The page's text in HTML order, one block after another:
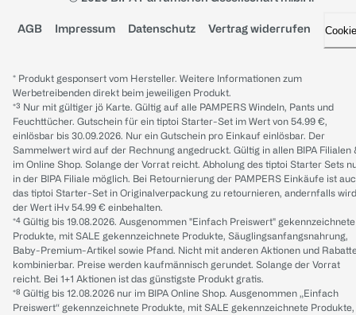
AGB Impressum Datenschutz Vertrag widerrufen
* Produkt gesponsert vom Hersteller. Weitere Informationen zum
Werbetreibenden direkt beim jeweiligen Produkt.
*³ Nur mit gültiger jö Karte. Gültig auf alle PAMPERS Windeln, Pants und
Feuchttücher. Gutschein für ein tiptoi Starter-Set im Wert von 54.99 €,
einlösbar bis 30.09.2026. Nur ein Gutschein pro Einkauf einlösbar. Der
Sammelwert wird auf der Rechnung angedruckt. Gültig in allen BIPA Filialen
im Online Shop. Solange der Vorrat reicht. Abholung des tiptoi Starter Sets
in der BIPA Filiale möglich. Bei Retournierung der PAMPERS Einkäufe ist
das tiptoi Starter-Set in Originalverpackung zu retournieren, andernfalls wird
der Wert iHv 54.99 € einbehalten.
*⁴ Gültig bis 19.08.2026. Ausgenommen "Einfach Preiswert" gekennzeichnete
Produkte, mit SALE gekennzeichnete Produkte, Säuglingsanfangsnahrung,
Baby-Premium-Artikel sowie Pfand. Nicht mit anderen Aktionen und
kombinierbar. Preise werden kaufmännisch gerundet. Solange der Vorrat
reicht. Bei 1+1 Aktionen ist das günstigste Produkt gratis.
*⁸ Gültig bis 12.08.2026 nur im BIPA Online Shop. Ausgenommen „Einfach
Preiswert“ gekennzeichnete Produkte, mit SALE gekennzeichnete Produkte,